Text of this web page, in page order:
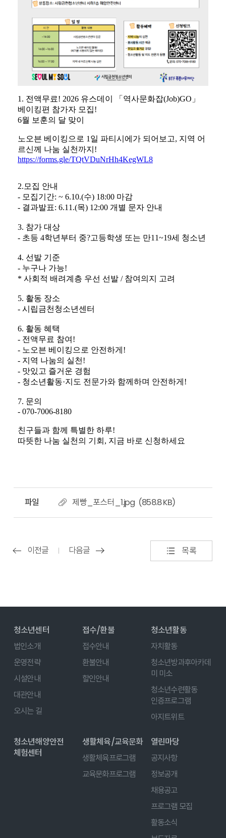
파일 제빵_포스터_1.jpg (858.8 KB)
이전글 다음글 목록
청소년센터
법인소개
운영전략
시설안내
대관안내
오시는 길
접수/환불
접수안내
환불안내
할인안내
청소년활동
자치활동
청소년방과후아카데
미 미소
청소년수련활동
인증프로그램
아지트위트
청소년해양안전
체험센터
생활체육/교육문화
생활체육프로그램
교육문화프로그램
열린마당
공지사항
정보공개
채용공고
프로그램 모집
활동소식